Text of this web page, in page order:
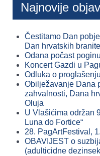
Najnovije
Čestitamo Dan
Dan hrvatskih
Odana počast
Koncert Gazdi u
Odluka o
Obilježavanje Dana
zahvalnosti, Dana
Oluja
U Vlašićima održan
Luna do Fortice“
28. PagArtFestival,
OBAVIJEST o
(adulticidne